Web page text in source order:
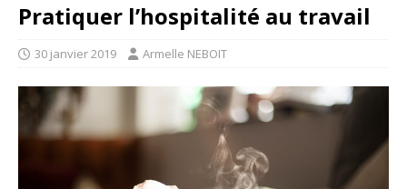
Pratiquer l’hospitalité au travail
30 janvier 2019 Armelle NEBOIT